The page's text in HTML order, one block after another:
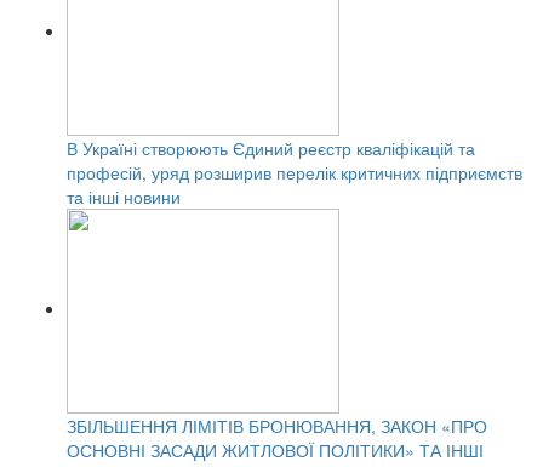
В Україні створюють Єдиний реєстр кваліфікацій та
професій, уряд розширив перелік критичних підприємств
та інші новини
ЗБІЛЬШЕННЯ ЛІМІТІВ БРОНЮВАННЯ, ЗАКОН «ПРО
ОСНОВНІ ЗАСАДИ ЖИТЛОВОЇ ПОЛІТИКИ» ТА ІНШІ